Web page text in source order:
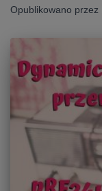
Opublikowano przez